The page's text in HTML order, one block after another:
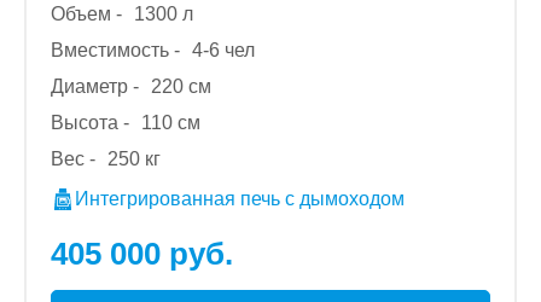
Объем -
1300 л
Вместимость - 4-6 чел
Диаметр -
220 см
Высота -
110 см
Вес -
250 кг
Интегрированная печь с дымоходом
405 000 руб.